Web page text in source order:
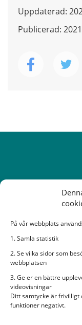
På vår webbplats
1. Samla statistik
2. Se vilka sidor som
webbplatsen
3. Ge er en bättre
videovisningar
Ditt samtycke är frivilligt
funktioner negativt.
Uppdaterad:
Publicerad: